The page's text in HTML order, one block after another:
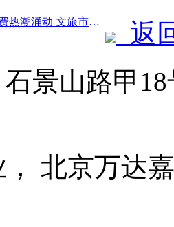
前一篇：暑期出行消费热潮涌动 文旅市场创新升级
返
景山路甲
， 北京万